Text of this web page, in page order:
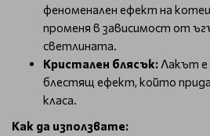
феноменален ефект на
променя в зависимост от
светлината.
Кристален блясък: Лакът е
блестящ ефект, който
класа.
Как да използвате: